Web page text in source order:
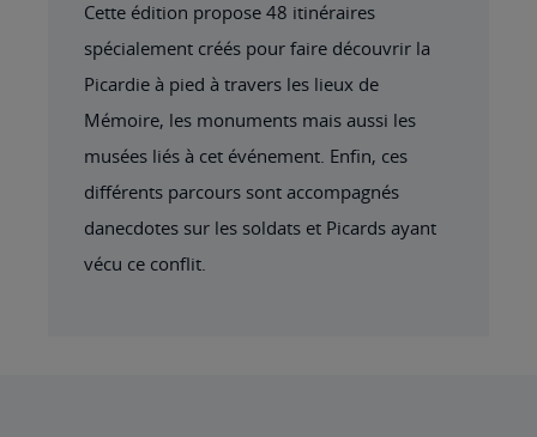
Cette édition propose 48 itinéraires
spécialement créés pour faire découvrir la
Picardie à pied à travers les lieux de
Mémoire, les monuments mais aussi les
musées liés à cet événement. Enfin, ces
différents parcours sont accompagnés
danecdotes sur les soldats et Picards ayant
vécu ce conflit.